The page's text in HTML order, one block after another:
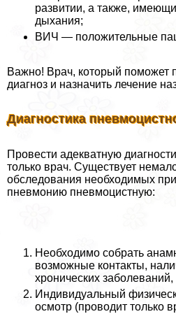
развитии, а также,
дыхания;
ВИЧ — положительные
Важно! Врач, который поможет
диагноз и назначить лечение
Диагностика
Провести адекватную
только врач. Существует
обследования необходимых
пневмонию пневмоцистную:
Необходимо собрать
возможные контакты,
хронических заболеваний,
Индивидуальный
осмотр (проводит только